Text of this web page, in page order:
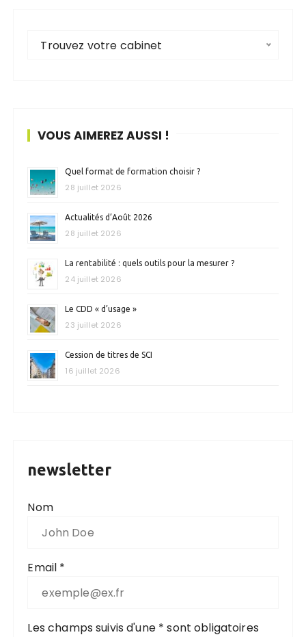
Trouvez votre cabinet
VOUS AIMEREZ AUSSI !
Quel format de formation choisir ?
28 juillet 2026
Actualités d’Août 2026
28 juillet 2026
La rentabilité : quels outils pour la mesurer ?
24 juillet 2026
Le CDD « d’usage »
23 juillet 2026
Cession de titres de SCI
16 juillet 2026
newsletter
Nom
Email *
Les champs suivis d'une * sont obligatoires